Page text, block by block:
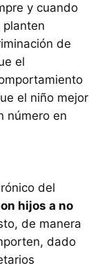
y cuando
de
el
el niño mejor
número en
del
hijos a no
de manera
dado